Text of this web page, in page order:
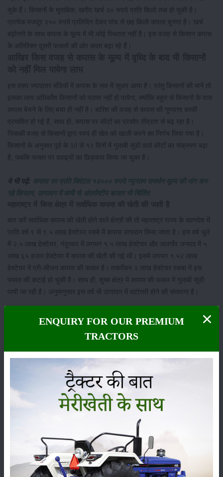
चुके हैं। किसानों के मुताबिक, खरीद खर्च २० रुपये प्रति किलो तक हो चुकी है।
प्रत्येक मजदूर २५० रुपये प्रतिदिन देकर पांच से छह किलो कपास चुनता है। खर्च
बढ़ोत्तरी के साथ कपास के मूल्य में भी कोई स्थिरता नहीं है। इस वजह से किसान कपास
के अतिरिक्त दूसरी फसलों की ओर कदम बढ़ा रहे हैं।
इस वक्त ज्यादातर मंडियों में कपास के भाव में सुधार आया है। परंतु किसानों की मानें तो
इसका लाभ अधिकाँश किसानों को प्राप्त नहीं हो पायेगा, क्योंकि बहुत से किसानों के पास
कपास बेचने के लिए बचा ही नहीं है। बारिश की वजह से कपास की गुणवत्ता काफी
प्रभावित हो गई है, साथ ही, कपास पर कीटों का प्रकोप तीव्रता से बढ़ रहा है।
जिसकी वजह से किसानों द्वारा स्वयं ही खेत को खाली करने का निर्णय लिया गया है।
किसानों के अनुसार पूर्व के 10 से १२ दिनों में गुलाबी सुंडी वाले कीटों का संक्रमण बढ़ा
है, जबकि फसल पर दवाइयों का छिड़काव किया जा चुका है।
ये भी पढ़ें: कपास पर प्रति क्विंटल १२००० रुपये न्यूनतम समर्थन मूल्य की मांग कर
रहे किसान, उत्पादन में कमी से अंतर्राष्टीय बाजार भी चिंतिंत
बात करें सर्वाधिक कपास की खेती होने वाले क्षेत्रों की तो महाराष्ट्र राज्य के खानदेश में
प्रति वर्ष ९ से ९.५ लाख हेक्टेयर रकबे में कपास उत्पादन किया जाता है। इस वर्ष धुले
में २.५ लाख हेक्टेयर, नंदुरबार में लगभग १.५ लाख हेक्टेयर और जलगाँव जनपद में ५
लाख ६५ हजार हेक्टेयर में कपास की खेती की गई थी। इसमें लगभग १.५२ लाख
हेक्टेयर में प्री-सीजन कपास की फसल है। तकरीबन २ लाख हेक्टेयर रकबा में इस
फसल की कटाई हो चुकी है। साथ ही, शुष्क क्षेत्र में कपास की फसल में गुलाबी सुंडी
पायी जा रही है। अनुमानुसार इस वर्ष भी उत्पादन में घटोत्तरी होने की संभावना है।
ENQUIRY FOR OUR PREMIUM
TRACTORS